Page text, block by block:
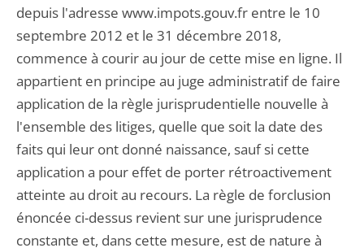
depuis l'adresse www.impots.gouv.fr entre le 10
septembre 2012 et le 31 décembre 2018,
commence à courir au jour de cette mise en ligne. Il
appartient en principe au juge administratif de faire
application de la règle jurisprudentielle nouvelle à
l'ensemble des litiges, quelle que soit la date des
faits qui leur ont donné naissance, sauf si cette
application a pour effet de porter rétroactivement
atteinte au droit au recours. La règle de forclusion
énoncée ci-dessus revient sur une jurisprudence
constante et, dans cette mesure, est de nature à